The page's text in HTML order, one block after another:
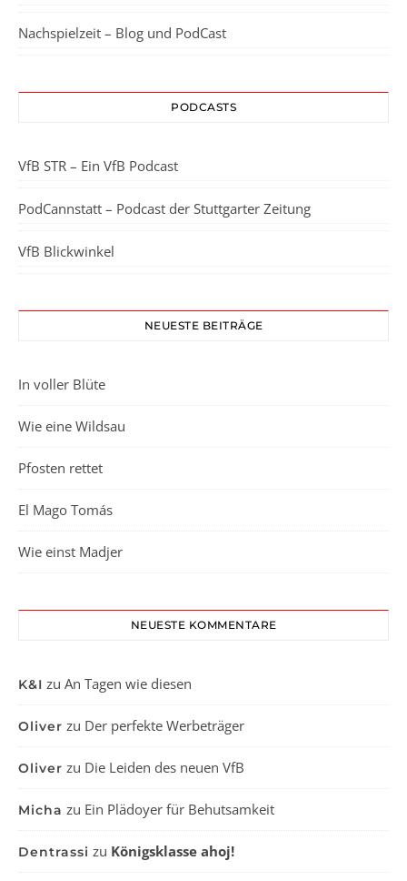
Nachspielzeit – Blog und PodCast
PODCASTS
VfB STR – Ein VfB Podcast
PodCannstatt – Podcast der Stuttgarter Zeitung
VfB Blickwinkel
NEUESTE BEITRÄGE
In voller Blüte
Wie eine Wildsau
Pfosten rettet
El Mago Tomás
Wie einst Madjer
NEUESTE KOMMENTARE
K&I zu An Tagen wie diesen
Oliver zu Der perfekte Werbeträger
Oliver zu Die Leiden des neuen VfB
Micha zu Ein Plädoyer für Behutsamkeit
Dentrassi zu Königsklasse ahoj!